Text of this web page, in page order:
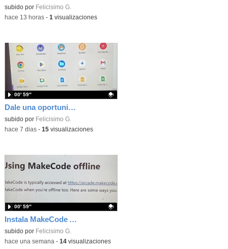
Contenido educativo.
subido por Felicisimo G.
-hace 13 horas- 1 visualizaciones
Dale una oportunidad a los Chromebooks y utiliza un proyector para realizar talleres si no tienes pantallas táctiles
Contenido educativo.
subido por Felicisimo G.
00′ 59″
-hace 7 dias- 15visualizaciones
Instala MakeCode Arcade para trabajar offline en tu tablet, ordenador, Chromebook
Contenido educativo.
subido por Felicisimo G.
00′ 59″
-hace una semana - 14visualizaciones